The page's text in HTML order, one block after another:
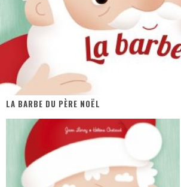
« Mon Village Révolté » - Combattre un Projet !
Star Fox
LA BARBE DU PÈRE NOËL